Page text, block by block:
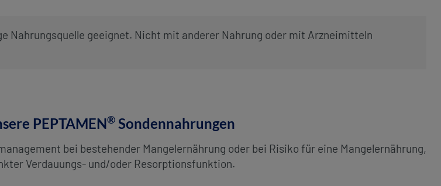
Nahrungsquelle geeignet. Nicht mit anderer Nahrung oder mit Arzneimitteln
PEPTAMEN®Sondennahrungen
bei bestehender Mangelernährung oder bei Risiko für eine Mangelernährung,
Verdauungs- und/oder Resorptionsfunktion.